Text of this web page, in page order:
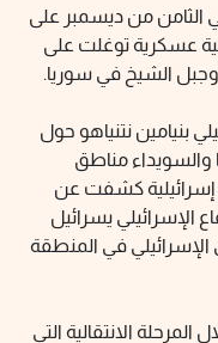
من ديسمبر على
عسكرية توغلت على
وجبل الشيخ في سوريا.
بنيامين نتنياهو حول
مناطق
إسرائيلية كشفت عن
الإسرائيلي يسرائيل
في المنطقة
الانتقالية التي